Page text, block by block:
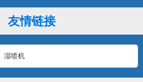
1T无塔供水设备
友情链接
湿喷机